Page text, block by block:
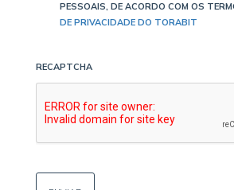
PESSOAIS, DE ACORDO COM OS
DE PRIVACIDADE DO TORABIT
RECAPTCHA